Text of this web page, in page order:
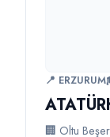
📍 ERZURUM
🏢 Oltu